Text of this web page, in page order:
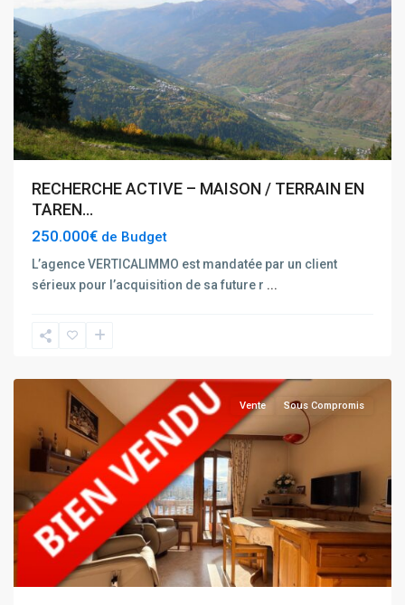
RECHERCHE ACTIVE – MAISON / TERRAIN EN
TAREN...
250.000€ de Budget
L’agence VERTICALIMMO est mandatée par un client
sérieux pour l’acquisition de sa future r ...
Saint
Vente Sous Compromis